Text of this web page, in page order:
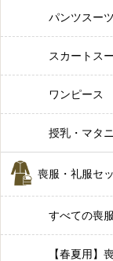
パンツスーツ
スカートス
ワンピース
授乳・マタ
喪服・礼服セ
すべての喪
【春夏用】